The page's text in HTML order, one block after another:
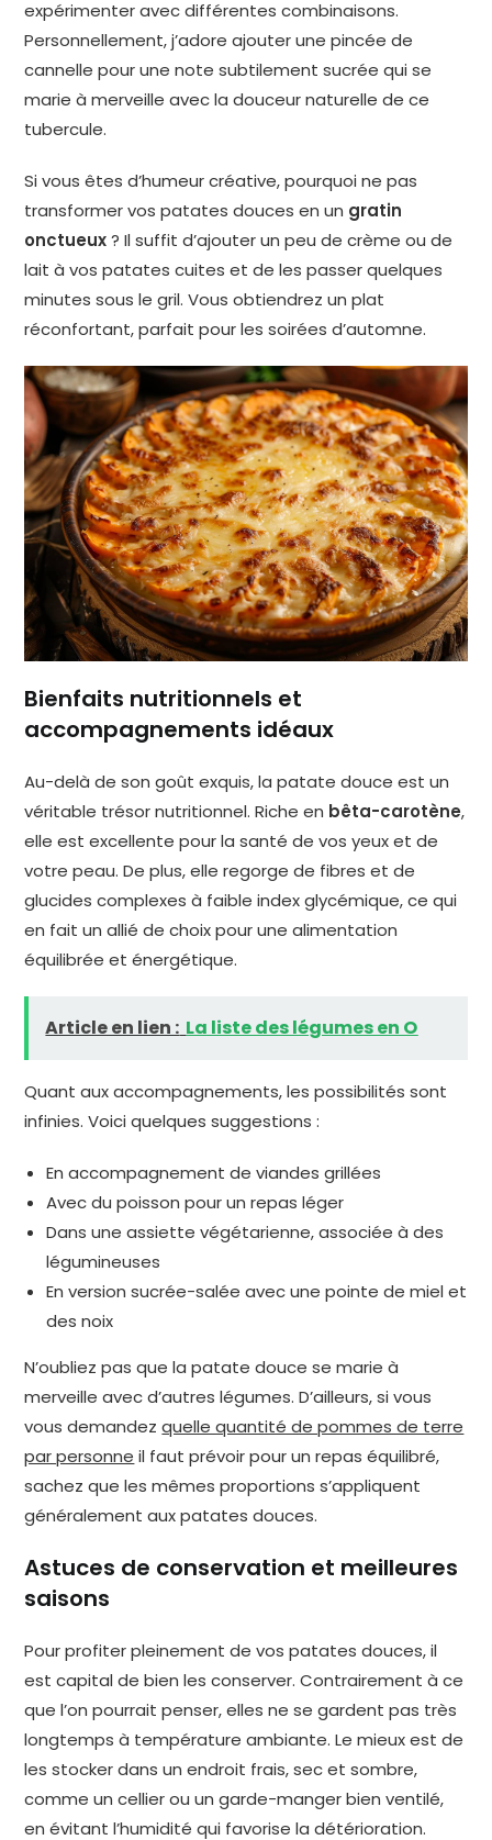
expérimenter avec différentes combinaisons.
Personnellement, j’adore ajouter une pincée de
cannelle pour une note subtilement sucrée qui se
marie à merveille avec la douceur naturelle de ce
tubercule.
Si vous êtes d’humeur créative, pourquoi ne pas
transformer vos patates douces en un gratin
onctueux? Il suffit d’ajouter un peu de crème ou de
lait à vos patates cuites et de les passer quelques
minutes sous le gril. Vous obtiendrez un plat
réconfortant, parfait pour les soirées d’automne.
Bienfaits nutritionnels et
accompagnements idéaux
Au-delà de son goût exquis, la patate douce est un
véritable trésor nutritionnel. Riche en bêta-carotène,
elle est excellente pour la santé de vos yeux et de
votre peau. De plus, elle regorge de fibres et de
glucides complexes à faible index glycémique, ce qui
en fait un allié de choix pour une alimentation
équilibrée et énergétique.
Article en lien : La liste des légumes en O
Quant aux accompagnements, les possibilités sont
infinies. Voici quelques suggestions :
En accompagnement de viandes grillées
Avec du poisson pour un repas léger
Dans une assiette végétarienne, associée à des
légumineuses
En version sucrée-salée avec une pointe de miel et
des noix
N’oubliez pas que la patate douce se marie à
merveille avec d’autres légumes. D’ailleurs, si vous
vous demandezquelle quantité de pommes de terre
par personne il faut prévoir pour un repas équilibré,
sachez que les mêmes proportions s’appliquent
généralement aux patates douces.
Astuces de conservation et meilleures
saisons
Pour profiter pleinement de vos patates douces, il
est capital de bien les conserver. Contrairement à ce
que l’on pourrait penser, elles ne se gardent pas très
longtemps à température ambiante. Le mieux est de
les stocker dans un endroit frais, sec et sombre,
comme un cellier ou un garde-manger bien ventilé,
en évitant l’humidité qui favorise la détérioration.